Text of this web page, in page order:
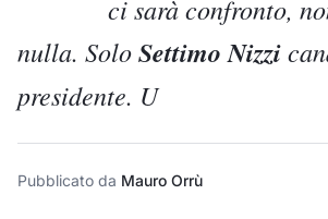
ci sarà confronto,
nulla. SoloSettimo Nizzi
presidente. U
Pubblicato da Mauro Orrù